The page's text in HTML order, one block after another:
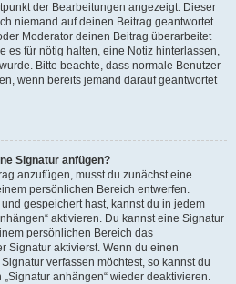
der Bearbeitungen angezeigt. Dieser
niemand auf deinen Beitrag geantwortet
Moderator deinen Beitrag überarbeitet
es für nötig halten, eine Notiz hinterlassen,
Bitte beachte, dass normale Benutzer
wenn bereits jemand darauf geantwortet
Signatur anfügen?
anzufügen, musst du zunächst eine
persönlichen Bereich entwerfen.
gespeichert hast, kannst du in jedem
aktivieren. Du kannst eine Signatur
persönlichen Bereich das
Signatur aktivierst. Wenn du einen
verfassen möchtest, so kannst du
anhängen“ wieder deaktivieren.